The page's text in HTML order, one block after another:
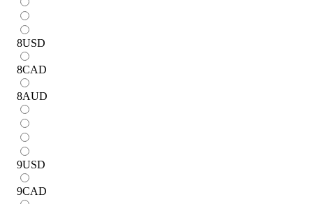
8USD
8CAD
8AUD
9USD
9CAD